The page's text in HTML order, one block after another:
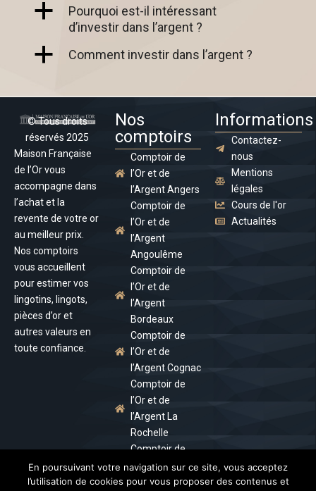
a
Pourquoi est-il intéressant
d’investir dans l’argent ?
a Comment investir dans l’argent ?
© Tous droits
réservés 2025
Maison Française
de l’Or vous
accompagne dans
l’achat et la
revente de votre or
au meilleur prix.
Nos comptoirs
vous accueillent
pour estimer vos
lingotins, lingots,
pièces d’or et
autres valeurs en
toute confiance.
Nos
comptoirs
Comptoir de
l’Or et de
l’Argent Angers
Comptoir de
l’Or et de
l’Argent
Angoulême
Comptoir de
l’Or et de
l’Argent
Bordeaux
Comptoir de
l’Or et de
l’Argent Cognac
Comptoir de
l’Or et de
l’Argent La
Rochelle
Comptoir de
l’Or et de
l’Argent Royan
Informations
Contactez-
nous
Mentions
légales
Cours de l'or
Actualités
En poursuivant votre navigation sur ce site, vous acceptez
l’utilisation de cookies pour vous proposer des contenus et